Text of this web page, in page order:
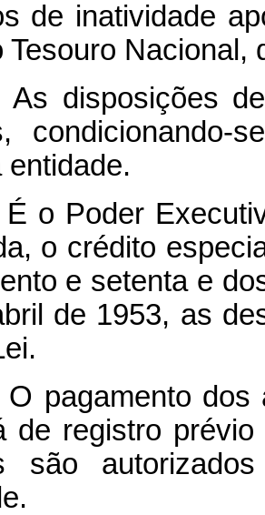
de inatividade
Tesouro Nacional,
As disposições
condicionando-
entidade.
o Poder
o crédito
e setenta e
de 1953, as
pagamento dos
de registro
são